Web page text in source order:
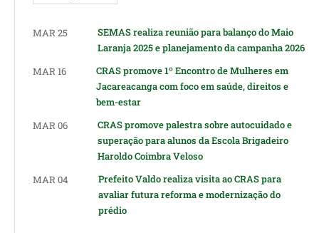
MAR 25
SEMAS realiza reunião para balanço do Maio
Laranja 2025 e planejamento da campanha 2026
MAR 16
CRAS promove 1º Encontro de Mulheres em
Jacareacanga com foco em saúde, direitos e
bem-estar
MAR 06
CRAS promove palestra sobre autocuidado e
superação para alunos da Escola Brigadeiro
Haroldo Coimbra Veloso
MAR 04
Prefeito Valdo realiza visita ao CRAS para
avaliar futura reforma e modernização do
prédio